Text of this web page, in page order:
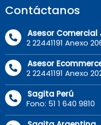
Contáctanos
Asesor Comercial
2 22441191 Anexo
Asesor
2 22441191 Anexo
Sagita Perú
Fono: 51 1 640 9810